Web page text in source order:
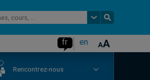
fr en
Rencontrez-nous